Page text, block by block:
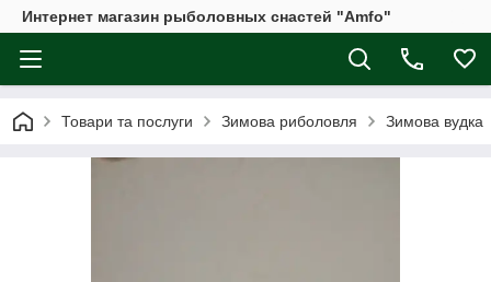
Интернет магазин рыболовных снастей "Amfo"
Товари та послуги Зимова риболовля Зимова вудка